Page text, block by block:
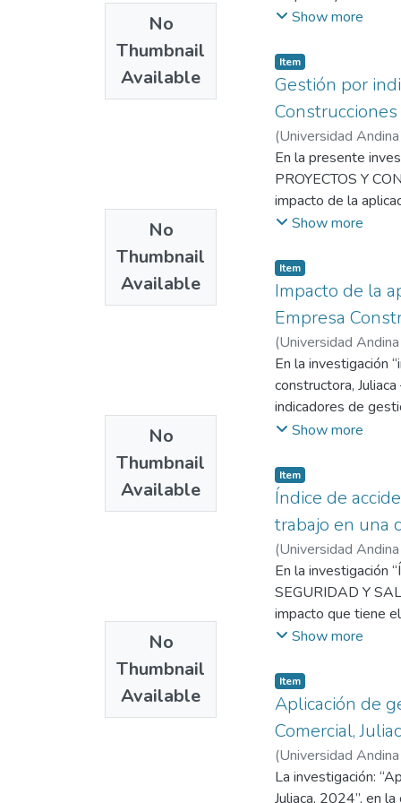
No
Thumbnail
Available
estructuradas. La
abordar estas
La investigación se
entre el personal
disposición a
activamente en el
Se realizó un
que la media de
herramienta, se
en la productividad,
Show more
No
Thumbnail
Available
Item
Gestión por
(Universidad
Universidad
En la presente
PROYECTOS Y
impacto de la
metalmecánica,
procesos internos y
los factores
generar estrategias
los cuales se
El diagnóstico
formatos para la
como
investigación de
productividad ni la
relaciones con el
empresa, además
aprendizaje y
objetivos de la
Show more
No
Thumbnail
Available
Item
Impacto de la
Empresa
(Universidad
Universidad Andina
En la investigación
constructora,
indicadores de
metodología de
análisis
centran en las
incremento de la
de las actividades,
tiene un impacto
Show more
No
Thumbnail
Available
Item
Índice de
trabajo en una
(Universidad
Universidad
En la investigación
SEGURIDAD Y
impacto que tiene
enfocado en la
información por
nivel explicativo y
construcción, es,
resultados se
conclusión, el
en el trabajo
Show more
Item
Aplicación de
Comercial,
(Universidad
Universidad
La investigación:
Juliaca, 2024”, en